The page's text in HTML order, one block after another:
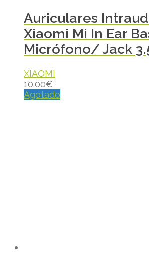
Auriculares
Xiaomi Mi In Ear
Micrófono/ Jack
XIAOMI
10.00€
Agotado